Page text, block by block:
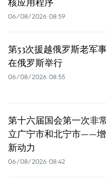
06/08/2026 08:59
第53次援越俄罗斯老军
在俄罗斯举行
06/08/2026 08:55
第十六届国会第一次非
立广宁市和北宁市——
新动力
06/08/2026 08:42